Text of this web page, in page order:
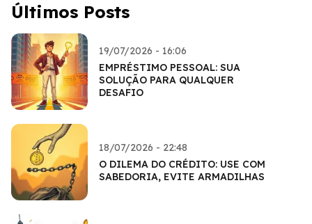
Últimos Posts
19/07/2026 - 16:06
EMPRÉSTIMO PESSOAL: SUA
SOLUÇÃO PARA QUALQUER
DESAFIO
18/07/2026 - 22:48
O DILEMA DO CRÉDITO: USE COM
SABEDORIA, EVITE ARMADILHAS